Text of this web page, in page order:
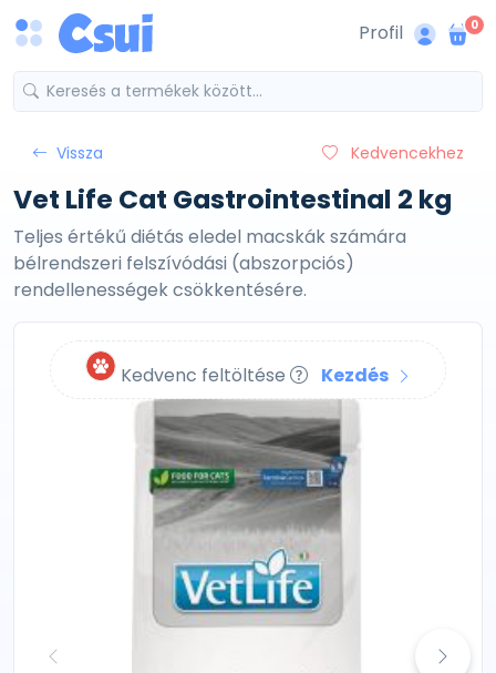
Profil 0
Vissza Kedvencekhez
Vet Life Cat Gastrointestinal 2 kg
Teljes értékű diétás eledel macskák számára
bélrendszeri felszívódási (abszorpciós)
rendellenességek csökkentésére.
Kedvenc feltöltése Kezdés